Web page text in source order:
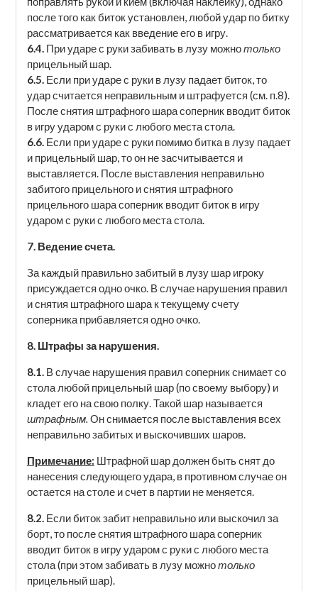
после того как биток установлен, любой удар по битку
рассматривается как введение его в игру.
6.4. При ударе с руки забивать в лузу можнотолько
прицельный шар.
6.5. Если при ударе с руки в лузу падает биток, то
удар считается неправильным и штрафуется (см. п.8).
После снятия штрафного шара соперник вводит биток
в игру ударом с руки с любого места стола.
6.6. Если при ударе с руки помимо битка в лузу падает
и прицельный шар, то он не засчитывается и
выставляется. После выставления неправильно
забитого прицельного и снятия штрафного
прицельного шара соперник вводит биток в игру
ударом с руки с любого места стола.
7. Ведение счета.
За каждый правильно забитый в лузу шар игроку
присуждается одно очко. В случае нарушения правил
и снятия штрафного шара к текущему счету
соперника прибавляется одно очко.
8. Штрафы за нарушения.
8.1. В случае нарушения правил соперник снимает со
стола любой прицельный шар (по своему выбору) и
кладет его на свою полку. Такой шар называется
штрафным. Он снимается после выставления всех
неправильно забитых и выскочивших шаров.
Примечание: Штрафной шар должен быть снят до
нанесения следующего удара, в противном случае он
остается на столе и счет в партии не меняется.
8.2. Если биток забит неправильно или выскочил за
борт, то после снятия штрафного шара соперник
вводит биток в игру ударом с руки с любого места
стола (при этом забивать в лузу можнотолько
прицельный шар).